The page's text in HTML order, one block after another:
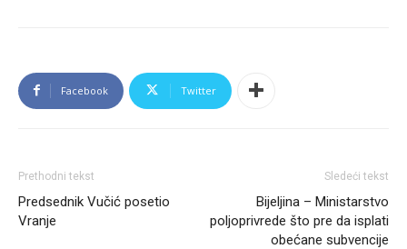
Facebook Twitter
Prethodni tekst
Predsednik Vučić posetio
Vranje
Sledeći tekst
Bijeljina – Ministarstvo
poljoprivrede što pre da isplati
obećane subvencije